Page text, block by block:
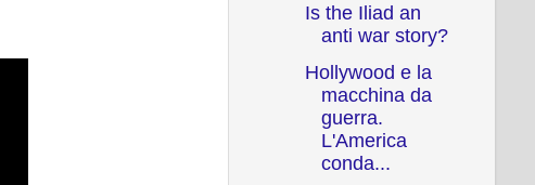
Is the Iliad an
anti war story?
Hollywood e la
macchina da
guerra.
L'America
conda...